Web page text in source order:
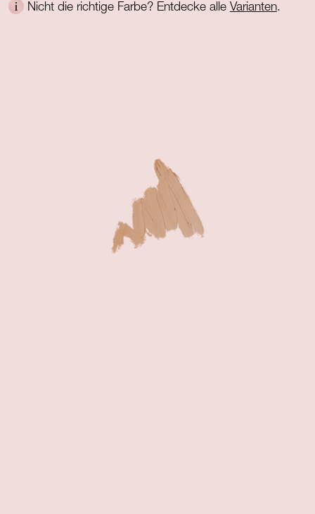
Nicht die richtige Farbe? Entdecke alle Varianten.